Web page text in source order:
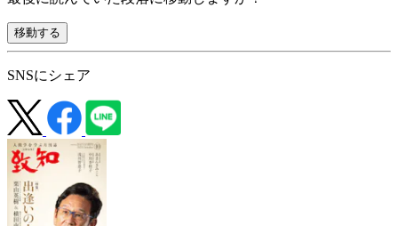
移動する
SNSにシェア